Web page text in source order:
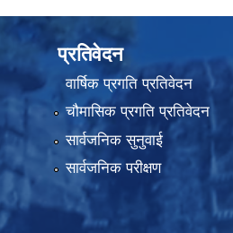
प्रतिवेदन
वार्षिक प्रगति प्रतिवेदन
चौमासिक प्रगति प्रतिवेदन
सार्वजनिक सुनुवाई
सार्वजनिक परीक्षण